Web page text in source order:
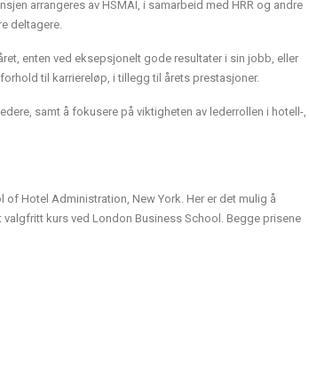
arrangeres av HSMAI, i samarbeid med HRR og andre
deltagere.
enten ved eksepsjonelt gode resultater i sin jobb, eller
til karriereløp, i tillegg til årets prestasjoner.
samt å fokusere på viktigheten av lederrollen i hotell-,
of Hotel Administration, New York. Her er det mulig å
kurs ved London Business School. Begge prisene